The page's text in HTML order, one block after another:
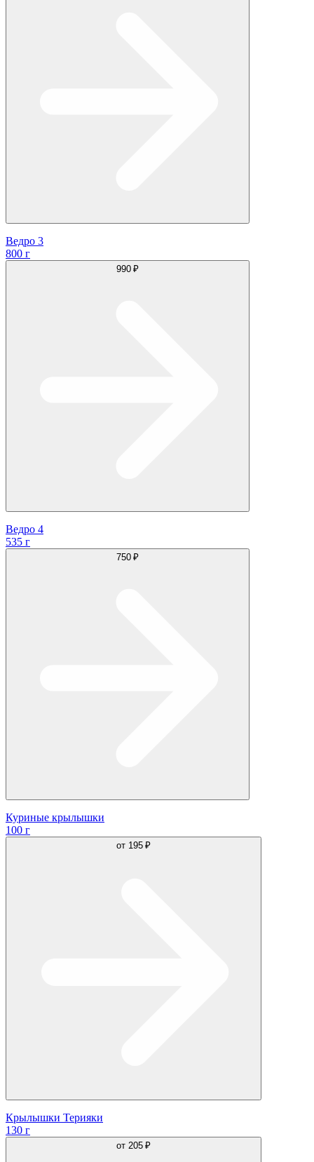
Ведро 3
800 г
990 ₽
Ведро 4
535 г
750 ₽
Куриные крылышки
100 г
от 195 ₽
Крылышки Терияки
130 г
от 205 ₽